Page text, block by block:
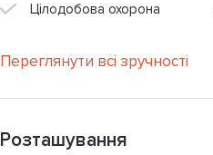
Цілодобова охорона
Переглянути всі зручності
Розташування